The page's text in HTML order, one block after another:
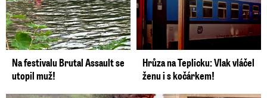
Na festivalu Brutal Assault se
utopil muž!
Hrůza na Teplicku: Vlak vláčel
ženu i s kočárkem!